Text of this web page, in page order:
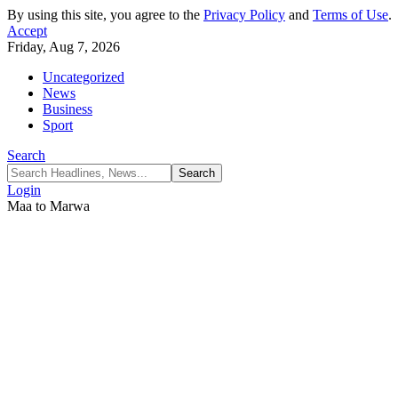
By using this site, you agree to the Privacy Policy and Terms of Use.
Accept
Friday, Aug 7, 2026
Uncategorized
News
Business
Sport
Search
Login
Maa to Marwa